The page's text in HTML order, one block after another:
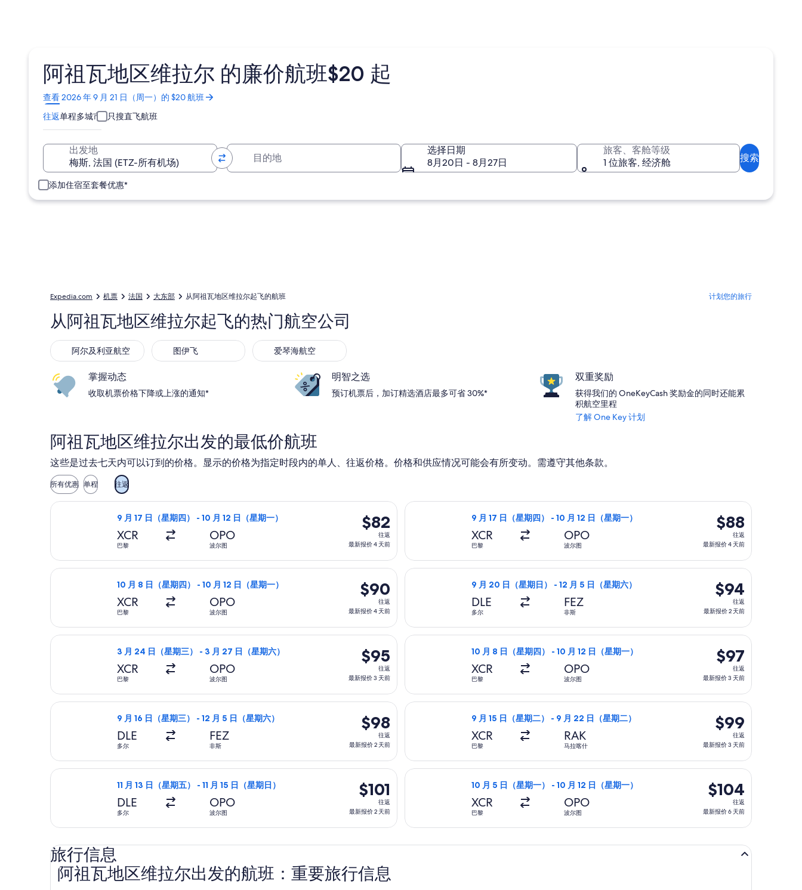
阿祖瓦地区维拉尔 的廉价航班$20 起
查看 2026 年 9 月 21 日（周一）的 $20 航班
在
新
窗
口
打
往返单程多城市 只搜直飞航班
出发地
选择日期
8月20日 - 8月27日
旅客、客舱等级
1 位旅客, 经济舱
搜索
添加住宿至套餐优惠*
Expedia.com 机票 法国 大东部 从阿祖瓦地区维拉尔起飞的航班 计划您的旅行
从阿祖瓦地区维拉尔起飞的热门航空公司
阿尔及利亚航空 图伊飞 爱琴海航空
掌握动态
收取机票价格下降或上涨的通知*
明智之选
预订机票后，加订精选酒店最多可省 30%*
双重奖励
获得我们的 OneKeyCash 奖励金的同时还能累
积航空里程
了解 One Key 计划
阿祖瓦地区维拉尔出发的最低价航班
这些是过去七天内可以订到的价格。显示的价格为指定时段内的单人、往返价格。价格和供应情况可能会有所变动。需遵守其他条款。
所有优惠 单程 往返
9 月 17 日（星期四） - 10 月 12 日（星期一）
XCR
巴黎
OPO
波尔图
$82
往
返,
新
报
价
4
前
$82
往返
最新报价 4 天前
选择瑞安航空航班，9 月 17 日（星期四）从巴黎前往波尔图，10 月 12 日（星期一）返回，价格为 $82，最新报价 4 天前
9 月 17 日（星期四） - 10 月 12 日（星期一）
XCR
巴黎
OPO
波尔图
$88
往
返,
新
报
价
4
前
$88
往返
最新报价 4 天前
选择瑞安航空航班，9 月 17 日（星期四）从巴黎前往波尔图，10 月 12 日（星
10 月 8 日（星期四） - 10 月 12 日（星期一）
XCR
巴黎
OPO
波尔图
$90
往
返,
新
报
价
4
前
$90
往返
最新报价 4 天前
选择瑞安航空航班，10 月 8 日（星期四）从巴黎前往波尔图，10 月 12 日（星期一）返回，价格为 $90，最新报价 4 天前
9 月 20 日（星期日） - 12 月 5 日（星期六）
DLE
多尔
FEZ
非斯
$94
往
返,
新
报
价
2
前
$94
往返
最新报价 2 天前
选择瑞安航空航班，9 月 20 日（星期日）从多尔前往非斯，12 月 5 日（星期
3 月 24 日（星期三） - 3 月 27 日（星期六）
XCR
巴黎
OPO
波尔图
$95
往
返,
新
报
价
3
前
$95
往返
最新报价 3 天前
选择瑞安航空航班，3 月 24 日（星期三）从巴黎前往波尔图，3 月 27 日（星期六）返回，价格为 $95，最新报价 3 天前
10 月 8 日（星期四） - 10 月 12 日（星期一）
XCR
巴黎
OPO
波尔图
$97
往
返,
新
报
价
3
前
$97
往返
最新报价 3 天前
选择瑞安航空航班，10 月 8 日（星期四）从巴黎前往波尔图，10 月 12 日（星
9 月 16 日（星期三） - 12 月 5 日（星期六）
DLE
多尔
FEZ
非斯
$98
往
返,
新
报
价
2
$98
往返
最新报价 2 天前
选择瑞安航空航班，9 月 16 日（星期三）从多尔前往非斯，12 月 5 日（星期六）返回，价格为 $98，最新报价 2 天前
9 月 15 日（星期二） - 9 月 22 日（星期二）
XCR
巴黎
RAK
马拉喀什
$99
往
返,
新
报
价
3
$99
往返
最新报价 3 天前
选择瑞安航空航班，9 月 15 日（星期二）从巴黎前往马拉喀什，9 月 22 日（
11 月 13 日（星期五） - 11 月 15 日（星期日）
DLE
多尔
OPO
波尔图
$101
往
返,
价
2
$101
往返
最新报价 2 天前
选择瑞安航空航班，11 月 13 日（星期五）从多尔前往波尔图，11 月 15 日（星期日）返回，价格为 $101，最新报价 2 天前
10 月 5 日（星期一） - 10 月 12 日（星期一）
XCR
巴黎
OPO
波尔图
$104
往
返,
$104
往返
最新报价 6 天前
选择瑞安航空航班，10 月 5 日（星期一）从巴黎前往波尔图，10 月 12 日（星
旅行信息
阿祖瓦地区维拉尔出发的航班：重要旅行信息